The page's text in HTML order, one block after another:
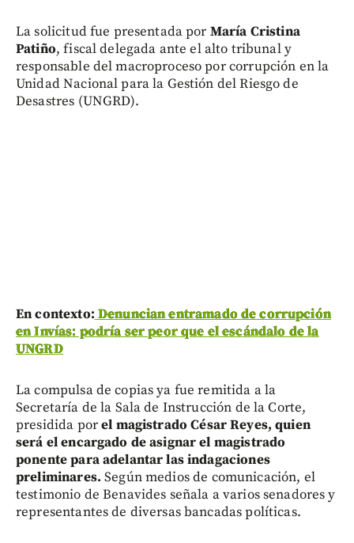
La solicitud fue presentada por María Cristina
Patiño, fiscal delegada ante el alto tribunal y
responsable del macroproceso por corrupción en la
Unidad Nacional para la Gestión del Riesgo de
Desastres (UNGRD).
En contexto: Denuncian entramado de corrupción
en Invías: podría ser peor que el escándalo de la
UNGRD
La compulsa de copias ya fue remitida a la
Secretaría de la Sala de Instrucción de la Corte,
presidida porel magistrado César Reyes, quien
será el encargado de asignar el magistrado
ponente para adelantar las indagaciones
preliminares. Según medios de comunicación, el
testimonio de Benavides señala a varios senadores y
representantes de diversas bancadas políticas.